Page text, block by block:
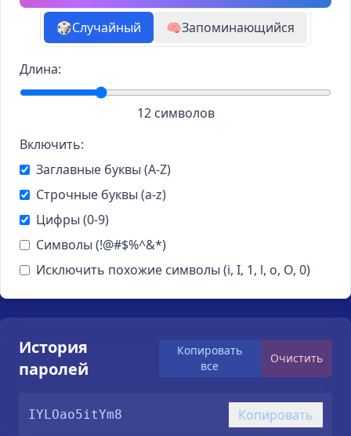
🎲Случайный 🧠Запоминающийся
Длина:
12 символов
Включить:
Заглавные буквы (A-Z)
Строчные буквы (a-z)
Цифры (0-9)
Символы (!@#$%^&*)
Исключить похожие символы (i, I, 1, l, o, O, 0)
История
паролей
Копировать
все
Очистить
IYLOao5itYm8 Копировать